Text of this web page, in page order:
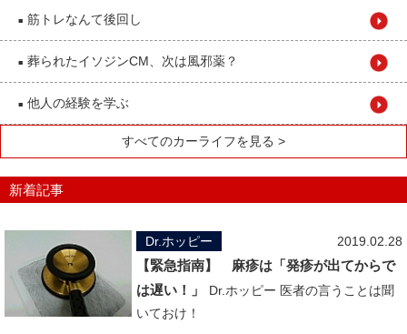
■ 筋トレなんて後回し
■ 葬られたイソジンCM、次は風邪薬？
■ 他人の経験を学ぶ
すべてのカーライフを見る >
新着記事
2019.02.28
Dr.ホッピー
【緊急指南】 麻疹は「発疹が出てからで
は遅い！」
Dr.ホッピー 医者の言うことは聞
いておけ！